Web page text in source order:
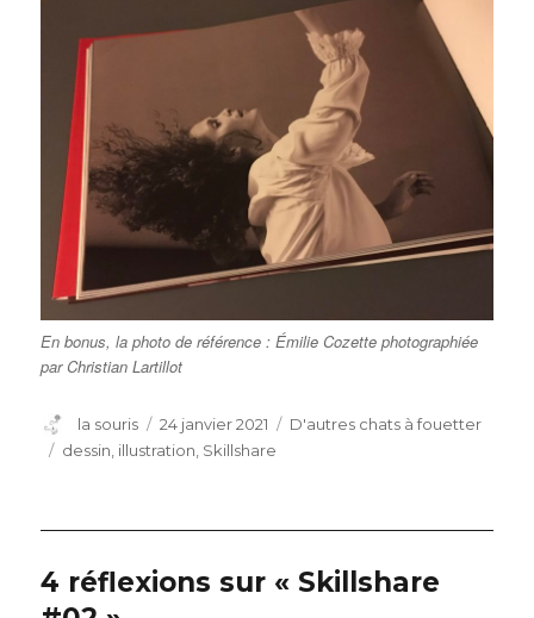
En bonus, la photo de référence : Émilie Cozette photographiée
par Christian Lartillot
Auteur
la souris
Publié
le
24 janvier 2021 Catégories
D'autres chats à fouetter
Étiquettes
dessin illustration Skillshare
4 réflexions sur « Skillshare